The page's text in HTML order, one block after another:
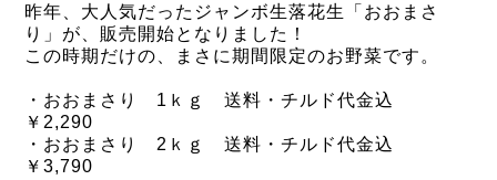
昨年、大人気だったジャンボ生落花生「おおまさ
り」が、販売開始となりました！
この時期だけの、まさに期間限定のお野菜です。
・おおまさり 1ｋｇ 送料・チルド代金込
￥2,290
・おおまさり 2ｋｇ 送料・チルド代金込
￥3,790